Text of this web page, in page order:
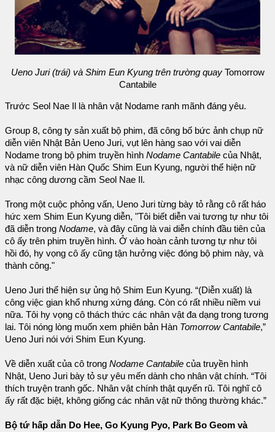
Ueno Juri (trái) và Shim Eun Kyung trên trường quayTomorrow
Cantabile
Trước Seol Nae Il là nhân vật Nodame ranh mãnh đáng yêu.
Group 8, công ty sản xuất bộ phim, đã công bố bức ảnh chụp nữ
diễn viên Nhật Bản Ueno Juri, vụt lên hàng sao với vai diễn
Nodame trong bộ phim truyền hình Nodame Cantabile của Nhật,
và nữ diễn viên Hàn Quốc Shim Eun Kyung, người thể hiện nữ
nhạc công dương cầm Seol Nae Il.
Trong một cuộc phỏng vấn, Ueno Juri từng bày tỏ rằng cô rất háo
hức xem Shim Eun Kyung diễn, "Tôi biết diễn vai tương tự như tôi
đã diễn trong Nodame, và đây cũng là vai diễn chính đầu tiên của
cô ấy trên phim truyền hình. Ở vào hoàn cảnh tương tự như tôi
hồi đó, hy vọng cô ấy cũng tận hưởng việc đóng bộ phim này, và
thành công."
Ueno Juri thể hiện sự ủng hộ Shim Eun Kyung. “(Diễn xuất) là
công việc gian khổ nhưng xứng đáng. Còn có rất nhiều niềm vui
nữa. Tôi hy vọng cô thách thức các nhân vật đa dạng trong tương
lai. Tôi nóng lòng muốn xem phiên bản Hàn Tomorrow Cantabile,”
Ueno Juri nói với Shim Eun Kyung.
Về diễn xuất của cô trong Nodame Cantabile của truyền hình
Nhật, Ueno Juri bày tỏ sự yêu mến dành cho nhân vật chính. “Tôi
thích truyện tranh gốc. Nhân vật chính thật quyến rũ. Tôi nghĩ cô
ấy rất đặc biệt, không giống các nhân vật nữ thông thường khác.”
Bộ tứ hấp dẫn Do Hee, Go Kyung Pyo, Park Bo Geom và